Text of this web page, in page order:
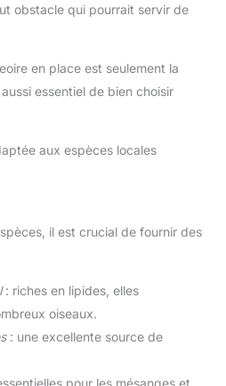
obstacle qui pourrait servir de
en place est seulement la
essentiel de bien choisir
aux espèces locales
il est crucial de fournir des
: riches en lipides, elles
oiseaux.
: une excellente source de
pour les mésanges et